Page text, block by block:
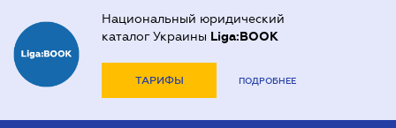
Национальный юридический
каталог Украины Liga:BOOK
ТАРИФЫ ПОДРОБНЕЕ